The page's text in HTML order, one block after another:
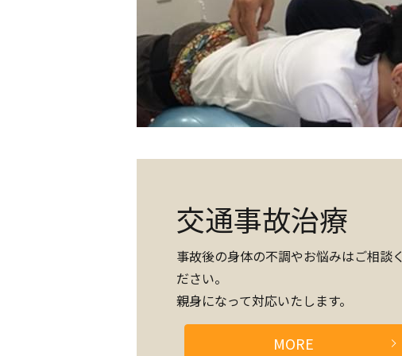
交通事故治療
事故後の身体の不調やお悩みはご相談く
ださい。
親身になって対応いたします。
MORE